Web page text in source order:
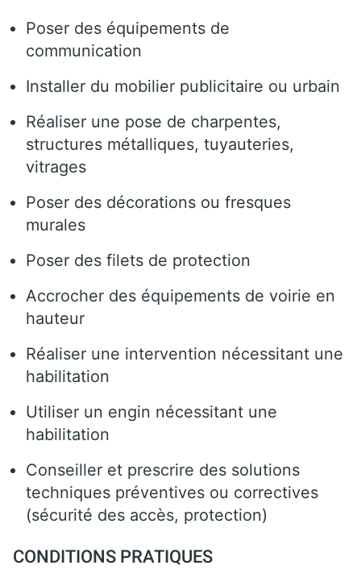
Poser des équipements de
communication
Installer du mobilier publicitaire ou urbain
Réaliser une pose de charpentes,
structures métalliques, tuyauteries,
vitrages
Poser des décorations ou fresques
murales
Poser des filets de protection
Accrocher des équipements de voirie en
hauteur
Réaliser une intervention nécessitant une
habilitation
Utiliser un engin nécessitant une
habilitation
Conseiller et prescrire des solutions
techniques préventives ou correctives
(sécurité des accès, protection)
CONDITIONS PRATIQUES